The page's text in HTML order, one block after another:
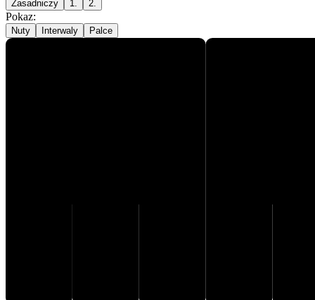
Zasadniczy 1. 2.
Pokaz:
Nuty Interwaly Palce